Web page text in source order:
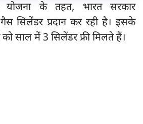
योजना के तहत, भारत सरकार
सिलेंडर प्रदान कर रही है। इसके
साल में 3 सिलेंडर फ्री मिलते हैं।